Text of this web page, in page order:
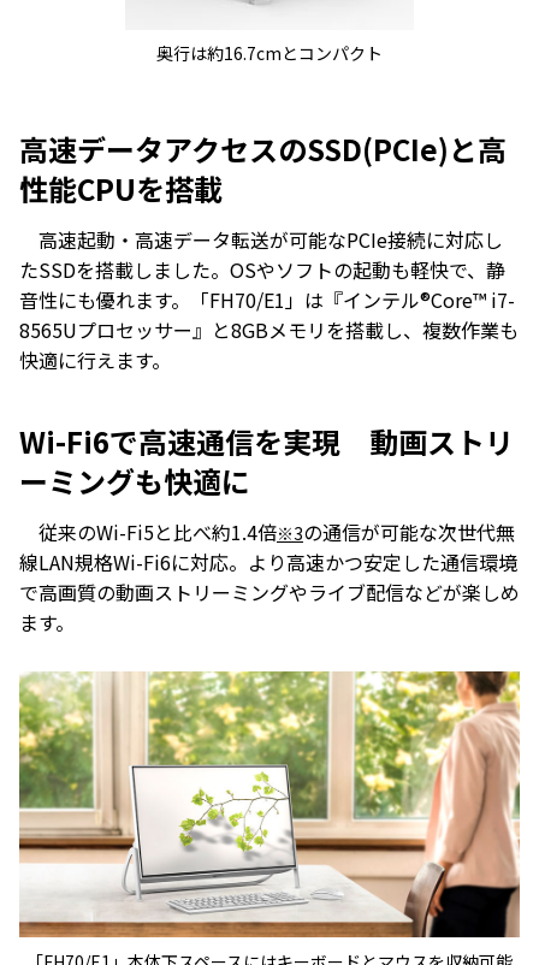
高速データアクセスのSSD(PCIe)と高
性能CPUを搭載
高速起動・高速データ転送が可能なPCIe接続に対応し
たSSDを搭載しました。OSやソフトの起動も軽快で、静
音性にも優れます。「FH70/E1」は『インテル®Core™ i7-
8565Uプロセッサー』と8GBメモリを搭載し、複数作業も
快適に行えます。
Wi-Fi6で高速通信を実現 動画ストリ
ーミングも快適に
従来のWi-Fi5と比べ約1.4倍※3の通信が可能な次世代無
線LAN規格Wi-Fi6に対応。より高速かつ安定した通信環境
で高画質の動画ストリーミングやライブ配信などが楽しめ
ます。
奥行は約16.7cmとコンパクト